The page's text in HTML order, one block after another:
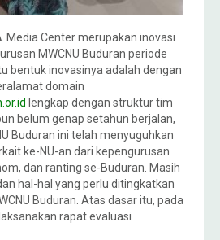
. Media Center merupakan inovasi
MWCNU Buduran periode
bentuk inovasinya adalah dengan
domain
lengkap dengan struktur tim
belum genap setahun berjalan,
Buduran ini telah menyuguhkan
ke-NU-an dari kepengurusan
dan ranting se-Buduran. Masih
hal-hal yang perlu ditingkatkan
Buduran. Atas dasar itu, pada
rapat evaluasi